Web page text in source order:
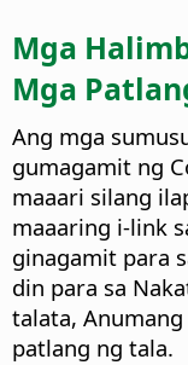
Mga
Mga
Ang mga
gumagamit ng
maaari silang
maaaring i-link
ginagamit para
din para sa
talata,
patlang ng tala.